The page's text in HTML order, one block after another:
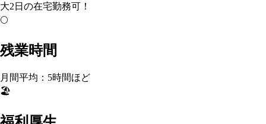
大2日の在宅勤務可！
🌕
残業時間
月間平均：5時間ほど
🏖️